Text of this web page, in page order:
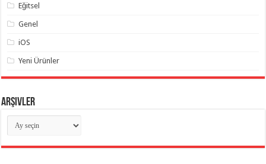
Eğitsel
Genel
iOS
Yeni Ürünler
Arşivler
Arşivler